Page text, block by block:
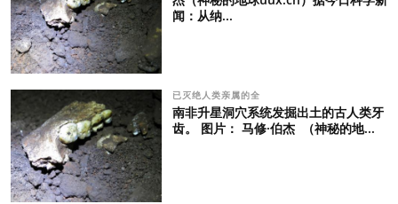
闻：从纳...
已灭绝人类亲属的全
南非升星洞穴系统发掘出土的古人类牙
齿。 图片： 马修·伯杰 （神秘的地...